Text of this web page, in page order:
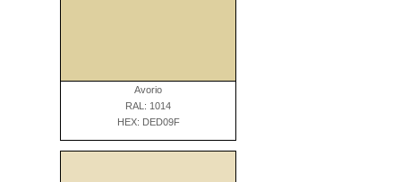
Avorio
RAL: 1014
HEX: DED09F